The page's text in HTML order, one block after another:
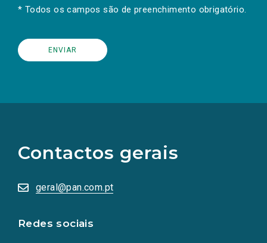
* Todos os campos são de preenchimento obrigatório.
Contactos gerais
geral@pan.com.pt
Redes sociais
redes
sociais
numa
nova